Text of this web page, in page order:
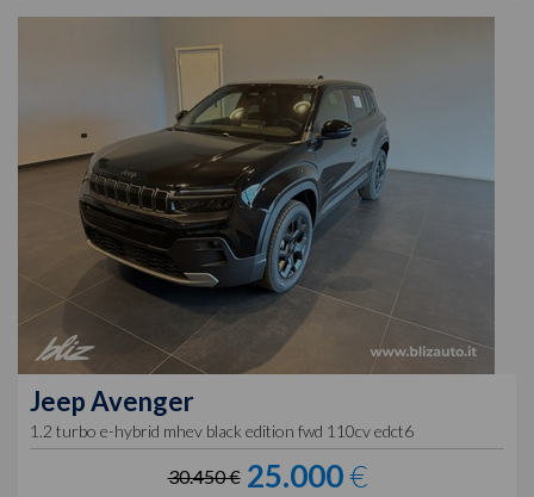
JeepAvenger
1.2 turbo e-hybrid mhev black edition fwd 110cv edct6
30.450 € 25.000€